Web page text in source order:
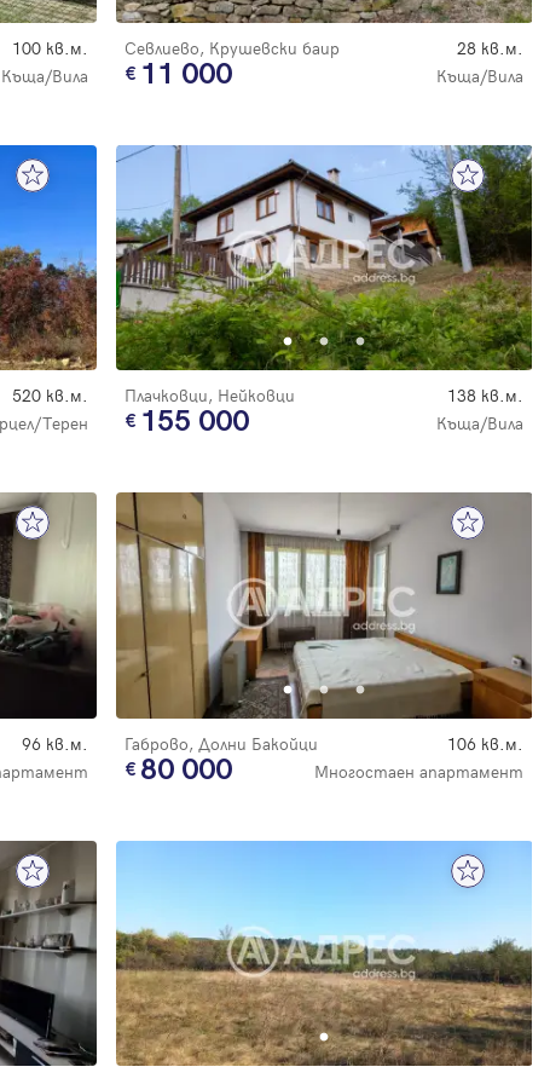
100 кв.м.
Къща/Вила
Севлиево, Крушевски баир 28 кв.м.
11 000 Къща/Вила
520 кв.м.
Терен
Плачковци, Нейковци 138 кв.м.
155 000 Къща/Вила
96 кв.м. Габрово, Долни Бакойци 106 кв.м.
80 000 Многостаен апартамент